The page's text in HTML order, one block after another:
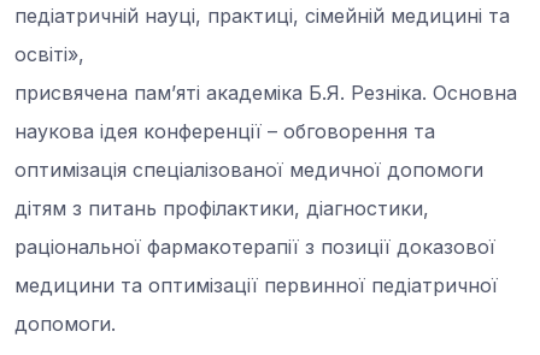
педіатричній науці, практиці, сімейній медицині та
освіті»,
присвячена пам’яті академіка Б.Я. Резніка. Основна
наукова ідея конференції – обговорення та
оптимізація спеціалізованої медичної допомоги
дітям з питань профілактики, діагностики,
раціональної фармакотерапії з позиції доказової
медицини та оптимізації первинної педіатричної
допомоги.